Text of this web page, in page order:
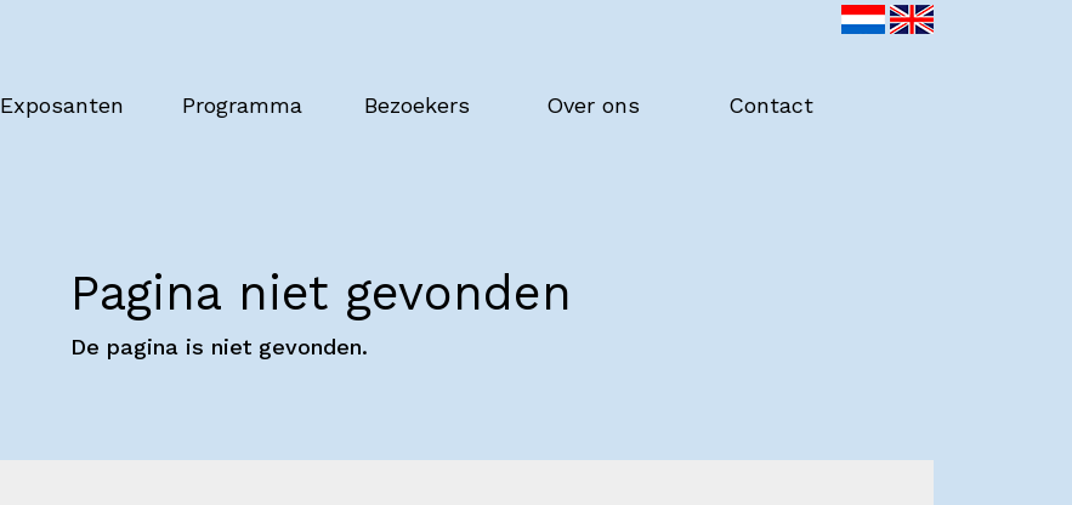
Exposanten Programma Bezoekers Over ons Contact
Pagina niet gevonden
De pagina is niet gevonden.